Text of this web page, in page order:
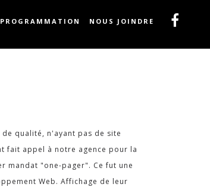
PROGRAMMATION NOUS JOINDRE
qualité, n'ayant pas de site
fait appel à notre agence pour la
mandat "one-pager". Ce fut une
Web. Affichage de leur